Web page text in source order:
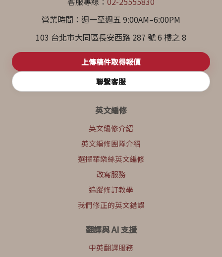
營業時間：週一至週五 9:00AM–6:00PM
103 台北市大同區長安西路 287 號 6 樓之 8
上傳稿件取得報價
聯繫客服
英文編修
英文編修介紹
英文編修團隊介紹
選擇華樂絲英文編修
改寫服務
追蹤修訂教學
我們修正的英文錯誤
翻譯與 AI 支援
中英翻譯服務